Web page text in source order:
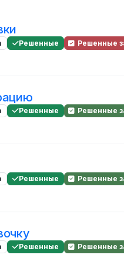
Решенные Решенные
Решенные Решенные
Решенные Решенные
Решенные Решенные